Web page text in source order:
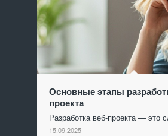
Основные этапы
проекта
Разработка веб-проекта — это
15.09.2025